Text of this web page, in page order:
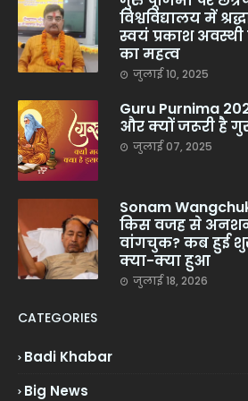
विश्वविद्यालय में
स्वयं प्रकाश
का महत्व
जुलाई 10, 2025
Guru Purnima
और क्यों जरूरी है
जुलाई 07, 2025
Sonam
किस वजह से
वांगचुक? कब हुई
क्या-क्या हुआ
जुलाई 18, 2026
CATEGORIES
Badi Khabar
Big News